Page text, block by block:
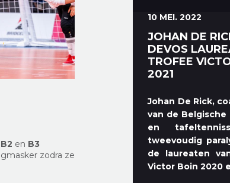
B2 en B3
zodra ze
10 MEI. 2022
JOHAN DE
DEVOS
TROFEE
2021
Johan De Rick,
van de
en
tweevoudig
de laureaten
Victor Boin 2020